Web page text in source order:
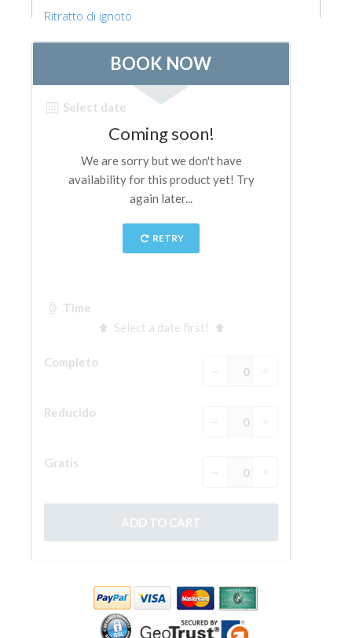
Museo de San Marcos
Museo Arqueológico
El Taller de las Piedras Duras
Museo Galileo
Jardín de Boboli
La Torre de Arnolfo
Corredor de Vasari
Palazzo Vecchio
Ritratto di ignoto